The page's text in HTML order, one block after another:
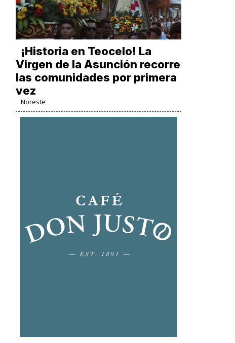
​¡Historia en Teocelo! La
Virgen de la Asunción recorre
las comunidades por primera
vez
Noreste